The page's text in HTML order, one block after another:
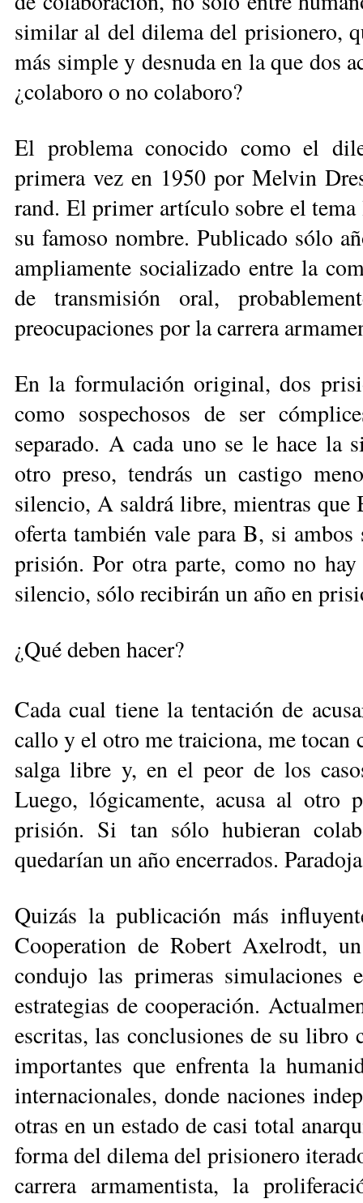
similar al del dilema del prisionero,
más simple y desnuda en la que dos
¿colaboro o no colaboro?
El problema conocido como el
primera vez en 1950 por Melvin
rand. El primer artículo sobre el
su famoso nombre. Publicado sólo
ampliamente socializado entre la
de transmisión oral,
preocupaciones por la carrera
En la formulación original, dos
como sospechosos de ser
separado. A cada uno se le hace la
otro preso, tendrás un castigo
silencio, A saldrá libre, mientras que
oferta también vale para B, si
prisión. Por otra parte, como no
silencio, sólo recibirán un año en
¿Qué deben hacer?
Cada cual tiene la tentación de
callo y el otro me traiciona, me tocan
salga libre y, en el peor de los
Luego, lógicamente, acusa al otro
prisión. Si tan sólo hubieran
quedarían un año encerrados.
Quizás la publicación más
Cooperation de Robert Axelrodt,
condujo las primeras simulaciones
estrategias de cooperación.
escritas, las conclusiones de su libro
importantes que enfrenta la
internacionales, donde naciones
otras en un estado de casi total
forma del dilema del prisionero
carrera armamentista, la